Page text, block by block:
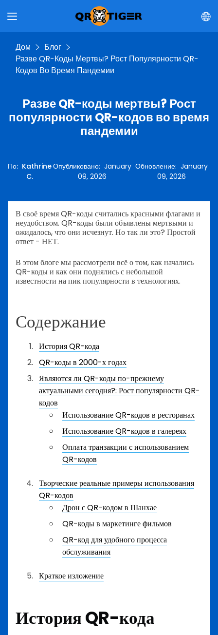
Дом
Блог
Разве QR-Коды Мертвы? Рост Популярности QR-
Кодов Во Время Пандемии
Разве QR-коды мертвы? Рост
популярности QR-кодов во время
пандемии
По: Kathrine
C.
Опубликовано:January
09, 2026
Обновление:January
09, 2026
В своё время QR-коды считались красными флагами и
неудобством. QR-коды были объявлены мертвыми и
ожидалось, что они исчезнут. Но так ли это? Простой
ответ - НЕТ.
В этом блоге мы рассмотрели всё о том, как начались
QR-коды и как они поднялись с небольшой
известности на пик популярности в технологиях.
Содержание
История QR-кода
QR-коды в 2000-х годах
Являются ли QR-коды по-прежнему
актуальными сегодня?: Рост популярности QR-
кодов
Использование QR-кодов в ресторанах
Использование QR-кодов в галереях
Оплата транзакции с использованием
QR-кодов
Творческие реальные примеры использования
QR-кодов
Дрон с QR-кодом в Шанхае
QR-коды в маркетинге фильмов
QR-код для удобного процесса
обслуживания
Краткое изложение
История QR-кода